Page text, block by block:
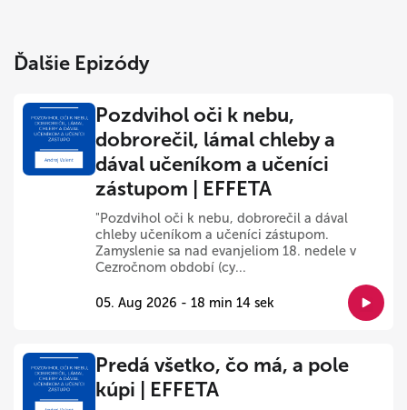
Ďalšie Epizódy
Pozdvihol oči k nebu,
dobrorečil, lámal chleby a
dával učeníkom a učeníci
zástupom | EFFETA
"Pozdvihol oči k nebu, dobrorečil a dával
chleby učeníkom a učeníci zástupom.
Zamyslenie sa nad evanjeliom 18. nedele v
Cezročnom období (cy...
05. Aug 2026 - 18 min 14 sek
Predá všetko, čo má, a pole
kúpi | EFFETA